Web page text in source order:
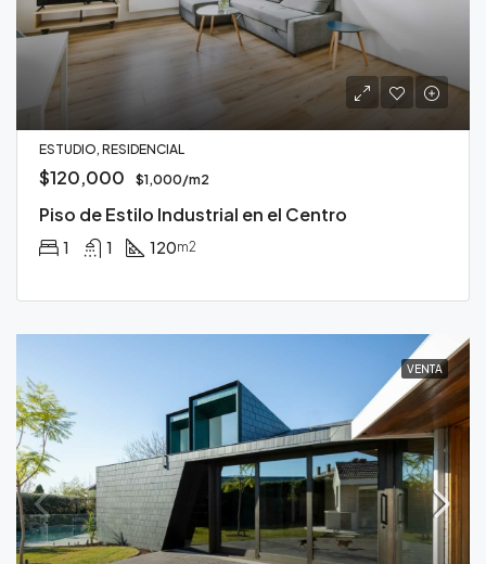
ESTUDIO, RESIDENCIAL
$120,000 $1,000/m2
Piso de Estilo Industrial en el Centro
1 1 120m2
VENTA